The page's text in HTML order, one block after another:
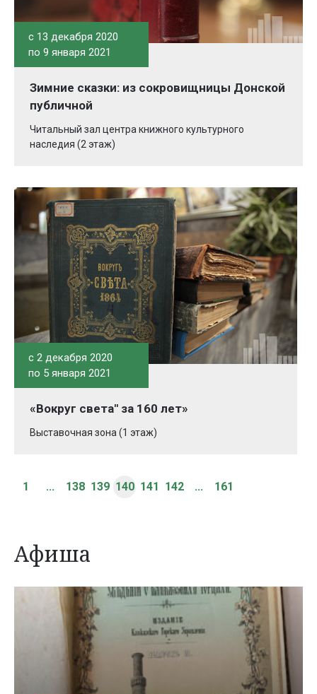
c 13 декабря 2020
по 9 января 2021
Зимние сказки: из сокровищницы Донской
публичной
Читальный зал центра книжного культурного
наследия (2 этаж)
c 2 декабря 2020
по 5 января 2021
«Вокруг света" за 160 лет»
Выставочная зона (1 этаж)
1 ... 138 139 140 141 142 ... 161
Афиша